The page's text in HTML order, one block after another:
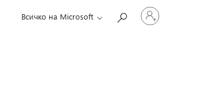
Всичко на Microsoft
Влезте
във
вашия